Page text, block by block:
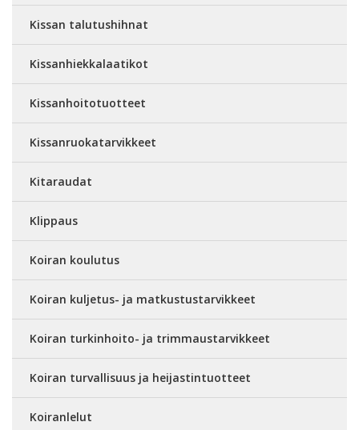
Kissan talutushihnat
Kissanhiekkalaatikot
Kissanhoitotuotteet
Kissanruokatarvikkeet
Kitaraudat
Klippaus
Koiran koulutus
Koiran kuljetus- ja matkustustarvikkeet
Koiran turkinhoito- ja trimmaustarvikkeet
Koiran turvallisuus ja heijastintuotteet
Koiranlelut